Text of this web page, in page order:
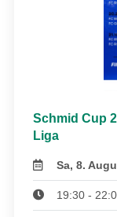
Schmid Cup
Liga
Sa, 8.
19:30 -